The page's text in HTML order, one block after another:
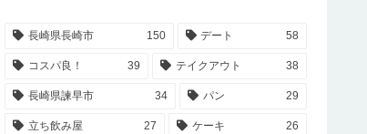
長崎県長崎市 150 デート 58
コスパ良！ 39 テイクアウト 38
長崎県諫早市 34 パン 29
立ち飲み屋 27 ケーキ 26